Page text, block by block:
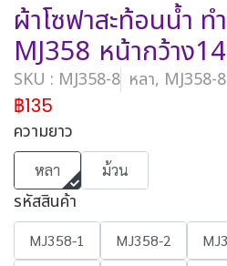
ผ้าโซฟาสะท้อนน้ำ ท
MJ358 หน้ากว้าง
SKU : MJ358-8 หลา, MJ358-8
฿135
ความยาว
หลา ม้วน
รหัสสินค้า
MJ358-1 MJ358-2